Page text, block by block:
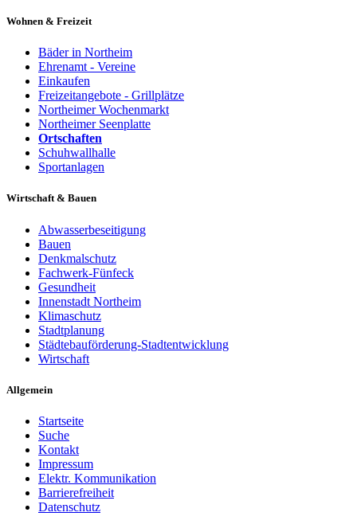
Wohnen & Freizeit
Bäder in Northeim
Ehrenamt - Vereine
Einkaufen
Freizeitangebote - Grillplätze
Northeimer Wochenmarkt
Northeimer Seenplatte
Ortschaften
Schuhwallhalle
Sportanlagen
Wirtschaft & Bauen
Abwasserbeseitigung
Bauen
Denkmalschutz
Fachwerk-Fünfeck
Gesundheit
Innenstadt Northeim
Klimaschutz
Stadtplanung
Städtebauförderung-Stadtentwicklung
Wirtschaft
Allgemein
Startseite
Suche
Kontakt
Impressum
Elektr. Kommunikation
Barrierefreiheit
Datenschutz